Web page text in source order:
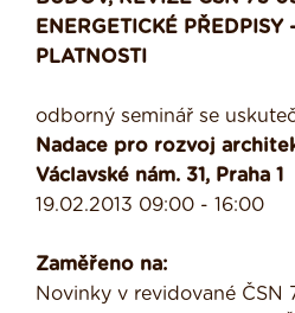
ENERGETICKÉ
PLATNOSTI
odborný seminář se
Nadace pro rozvoj
Václavské nám. 31, Praha 1
19.02.2013 09:00 - 16:00
Zaměřeno na:
Novinky v revidované ČSN